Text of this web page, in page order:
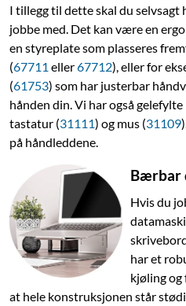
I tillegg til dette skal du selvsagt
jobbe med. Det kan være en
en styreplate som plasseres
(67711 eller67712), eller for
(61753) som har justerbar
hånden din. Vi har også
tastatur (31111) og mus (31109
på håndleddene.
Bærbar
Hvis du
har et
kjøling
at hele konstruksjonen står